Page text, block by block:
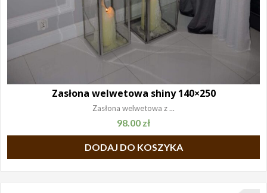
Zasłona welwetowa shiny 140×250
Zasłona welwetowa z ...
98.00 zł
DODAJ DO KOSZYKA